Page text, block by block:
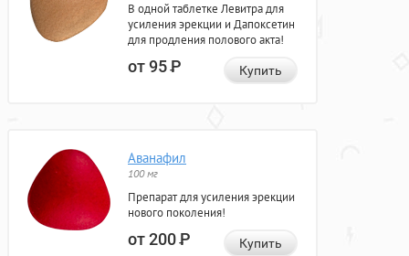
В одной таблетке Левитра для
усиления эрекции и Дапоксетин
для продления полового акта!
от 95Р Купить
Аванафил
100 мг
Препарат для усиления эрекции
нового поколения!
от 200Р Купить